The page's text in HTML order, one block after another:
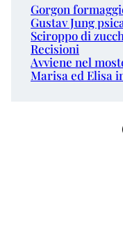
Gorgon
Gustav Jung
Sciroppo di
Recisioni
Avviene nel
Marisa ed Elisa